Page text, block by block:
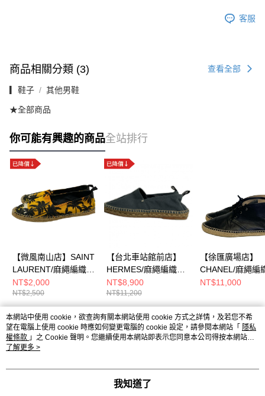
客服
商品相關分類 (3) 查看全部
▎鞋子 其他男鞋
★全部商品
你可能有興趣的商品全站排行
【微風南山店】SAINT
LAURENT/麻繩編織懶
人鞋/43/DG417805
NT$2,000
NT$2,500
【台北車站館前店】
HERMES/麻繩編織懶
人鞋/41/
NT$8,900
NT$11,200
【徐匯廣場店】
CHANEL/麻繩編
人鞋/42/
NT$11,000
熱門標籤
本網站中使用 cookie，欲查詢有關本網站使用 cookie 方式之詳情，及若您不希
望在電腦上使用 cookie 時應如何變更電腦的 cookie 設定，請參閱本網站「 隱私
權條款 」之 Cookie 聲明。您繼續使用本網站即表示您同意本公司得按本網站使
用條款之 Cookie 聲明使用 cookie。
了解更多 >
我知道了